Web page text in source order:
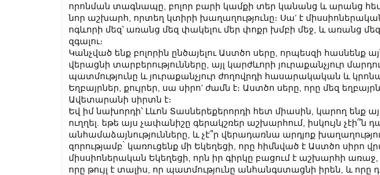
որոնման տագնապը, բոլոր բարի կամքի տեր կանանց և արանց
նոր աշխարհ, որտեղ կտիրի խաղաղությունը։ Սա’ է
ոգևորի մեզ՝ առանց մեզ փակելու մեր փոքր խմբի մեջ, և առանց
զգալու։
Կանչված ենք բոլորին ընծայելու Աստծո սերը, որպեսզի հասնենք
վերացնի տարբերությունները, այլ կարժևորի յուրաքանչյուր
պատմությունը և յուրաքանչյուր ժողովրդի հասարակական և
Եղբայրներ, քույրեր, սա սիրո’ ժամն է։ Աստծո սերը, որը մեզ
Ավետարանի սիրտն է։
Եվ իմ նախորդի՝ Լևոն Տասներեքերորդի հետ միասին, կարող ենք
ուղղել. եթե այս չափանիշը գերակշռեր աշխարհում, իսկույն չէի՞ն
անհամաձայնությունները, և չէ՞ր վերադառնա արդյոք
զորությամբ ̀ կառուցենք մի Եկեղեցի, որը հիմնված է Աստծո սիրո
միսսիոներական Եկեղեցի, որն իր գիրկը բացում է աշխարհի առաջ,
որը թույլ է տալիս, որ պատմությունը անհանգստացնի իրեն, և որը